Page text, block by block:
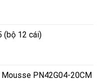
(bộ 12 cái)
PN42G04-20CM